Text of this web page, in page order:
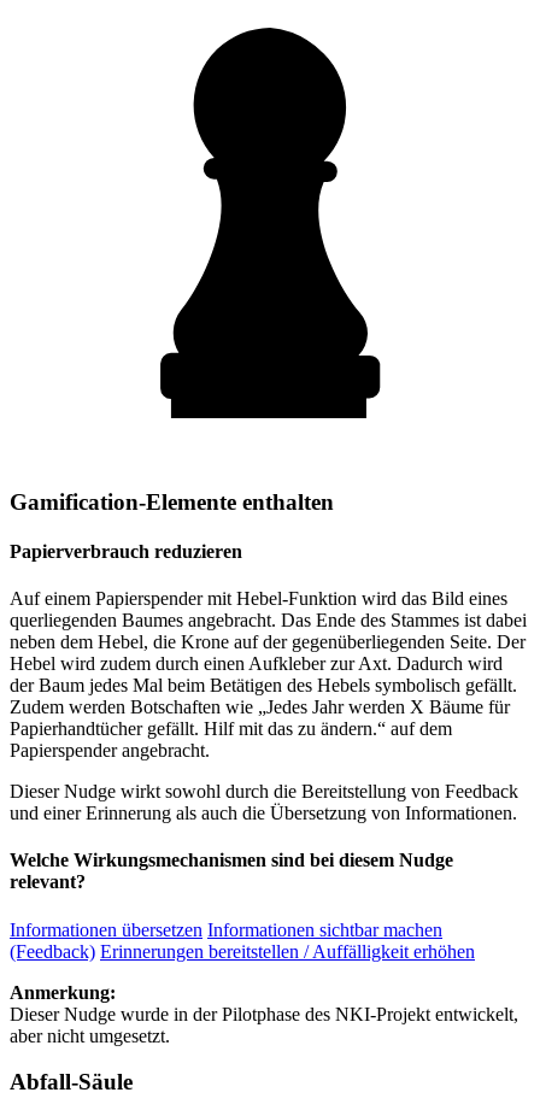
Gamification-Elemente enthalten
Papierverbrauch reduzieren
Auf einem Papierspender mit Hebel-Funktion wird das Bild eines
querliegenden Baumes angebracht. Das Ende des Stammes ist dabei
neben dem Hebel, die Krone auf der gegenüberliegenden Seite. Der
Hebel wird zudem durch einen Aufkleber zur Axt. Dadurch wird
der Baum jedes Mal beim Betätigen des Hebels symbolisch gefällt.
Zudem werden Botschaften wie „Jedes Jahr werden X Bäume für
Papierhandtücher gefällt. Hilf mit das zu ändern.“ auf dem
Papierspender angebracht.
Dieser Nudge wirkt sowohl durch die Bereitstellung von Feedback
und einer Erinnerung als auch die Übersetzung von Informationen.
Welche Wirkungsmechanismen sind bei diesem Nudge
relevant?
Informationen übersetzen Informationen sichtbar machen
(Feedback) Erinnerungen bereitstellen / Auffälligkeit erhöhen
Anmerkung:
Dieser Nudge wurde in der Pilotphase des NKI-Projekt entwickelt,
aber nicht umgesetzt.
Abfall-Säule